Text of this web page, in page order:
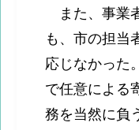
また、事業
も、市の担当
応じなかった
で任意による
務を当然に負